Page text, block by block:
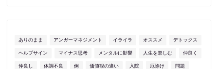
ありのまま アンガーマネジメント イライラ オススメ デトックス
ヘルプサイン マイナス思考 メンタルに影響 人生を楽しむ 仲良く
仲良し 体調不良 例 価値観の違い 入院 厄除け 問題